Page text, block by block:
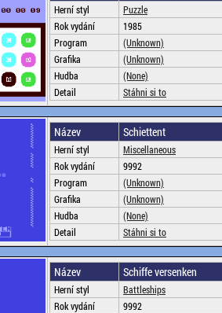
Herní styl
Puzzle
Rok vydání
1985
Program
(Unknown)
Grafika
(Unknown)
Hudba
(None)
Detail
Stáhni si to
Název Schiettent
Herní styl
Miscellaneous
Rok vydání
9992
Program
(Unknown)
Grafika
(Unknown)
Hudba
(None)
Detail
Stáhni si to
Název Schiffe versenken
Herní styl
Battleships
Rok vydání
9992